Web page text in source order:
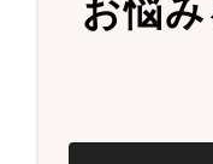
お悩